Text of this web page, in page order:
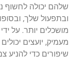
שלהם יכולה לחשוף
ובתפעול שלך,
מושכלים יותר. על
מעמיק, יועצים
שיפורים כדי להניע